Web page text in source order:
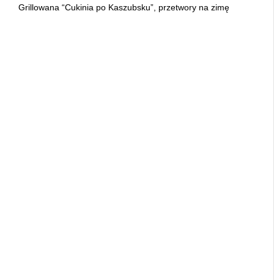
Grillowana “Cukinia po Kaszubsku”, przetwory na zimę